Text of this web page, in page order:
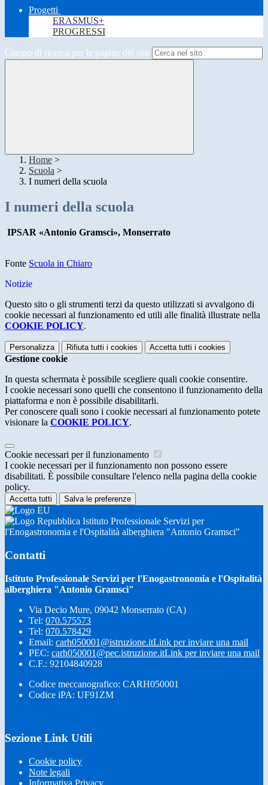
Progetti
ERASMUS+
PROGRESSI
Campo di ricerca per le pagine del sito
Home >
Scuola >
I numeri della scuola
I numeri della scuola
IPSAR «Antonio Gramsci», Monserrato
Fonte Scuola in Chiaro
Notizie
Questo sito o gli strumenti terzi da questo utilizzati si avvalgono di
cookie necessari al funzionamento ed utili alle finalità illustrate nella
COOKIE POLICY.
Personalizza Rifiuta tutti i cookies Accetta tutti i cookies
Gestione cookie
In questa schermata è possibile scegliere quali cookie consentire.
I cookie necessari sono quelli che consentono il funzionamento della
piattaforma e non è possibile disabilitarli.
Per conoscere quali sono i cookie necessari al funzionamento potete
visionare la COOKIE POLICY.
Cookie necessari per il funzionamento
I cookie necessari per il funzionamento non possono essere
disabilitati. È possibile consultare l'elenco nella pagina della cookie
policy.
Accetta tutti Salva le preferenze
Istituto Professionale Servizi per
l'Enogastronomia e l'Ospitalità alberghiera "Antonio Gramsci"
Contatti
Istituto Professionale Servizi per l'Enogastronomia e l'Ospitalità
alberghiera "Antonio Gramsci"
Via Decio Mure, 09042 Monserrato (CA)
Tel: 070.575573
Tel: 070.578429
Email: carh050001@istruzione.itLink per inviare una mail
PEC: carh050001@pec.istruzione.itLink per inviare una mail
C.F.: 92104840928
Codice meccanografico: CARH050001
Codice iPA: UF91ZM
Sezione Link Utili
Cookie policy
Note legali
Informativa Privacy